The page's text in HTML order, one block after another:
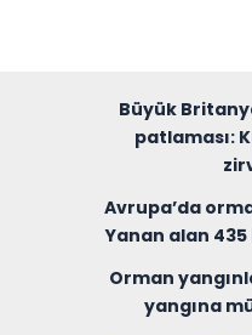
Büyük
patlaması:
Avrupa’da
Yanan alan
Orman
yangına